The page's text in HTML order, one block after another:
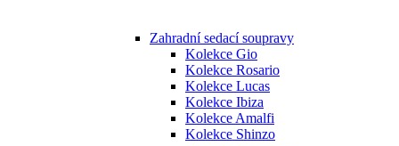
Zahradní sedací soupravy
Kolekce Gio
Kolekce Rosario
Kolekce Lucas
Kolekce Ibiza
Kolekce Amalfi
Kolekce Shinzo